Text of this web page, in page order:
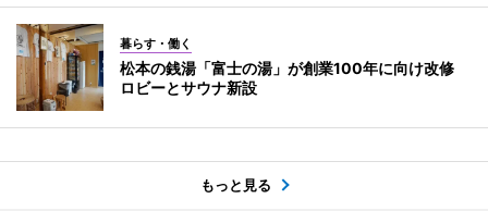
暮らす・働く
松本の銭湯「富士の湯」が創業100年に向け改修
ロビーとサウナ新設
もっと見る